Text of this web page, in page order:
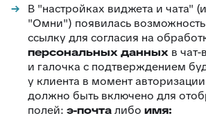
В "настройках виджета и чата"
"Омни") появилась
ссылку для согласия на
персональных данных в
и галочка с подтверждением
у клиента в момент авторизации
должно быть включено для
полей: э-почталибо имя: